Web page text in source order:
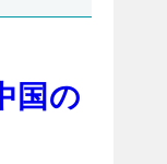
国の